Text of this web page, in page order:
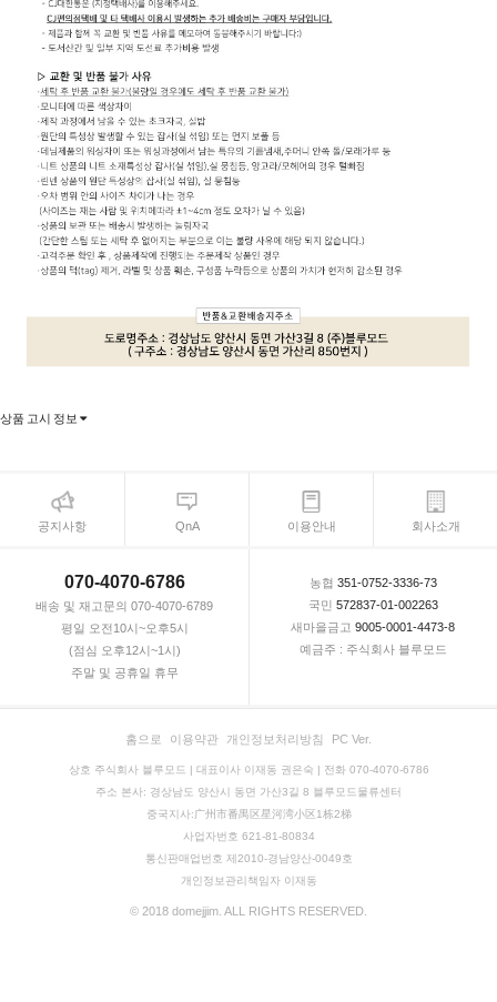
상품 고시 정보
공지사항 QnA 이용안내 회사소개
070-4070-6786
배송 및 재고문의 070-4070-6789
평일 오전10시~오후5시
(점심 오후12시~1시)
주말 및 공휴일 휴무
농협 351-0752-3336-73
국민 572837-01-002263
새마을금고 9005-0001-4473-8
예금주 : 주식회사 블루모드
홈으로 이용약관 개인정보처리방침 PC Ver.
상호 주식회사 블루모드 | 대표이사 이재동 권은숙 | 전화 070-4070-6786
주소 본사: 경상남도 양산시 동면 가산3길 8 블루모드물류센터
중국지사:广州市番禺区星河湾小区1栋2梯
사업자번호 621-81-80834
통신판매업번호 제2010-경남양산-0049호
개인정보관리책임자 이재동
© 2018 domejjim. ALL RIGHTS RESERVED.